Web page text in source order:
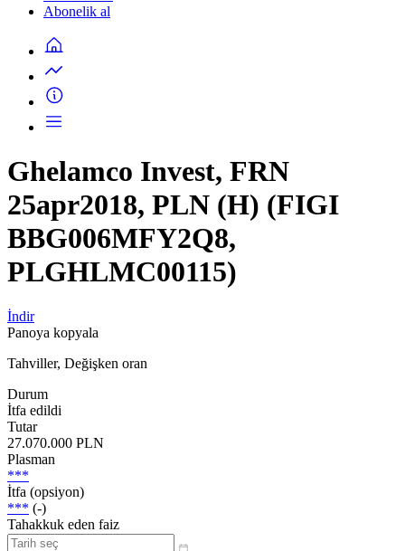
Abonelik al
Ghelamco Invest, FRN
25apr2018, PLN (H) (FIGI
BBG006MFY2Q8,
PLGHLMC00115)
İndir
Panoya kopyala
Tahviller, Değişken oran
Durum
İtfa edildi
Tutar
27.070.000 PLN
Plasman
***
İtfa (opsiyon)
*** (-)
Tahakkuk eden faiz